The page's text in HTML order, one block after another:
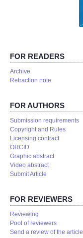
FOR READERS
Аrchive
Retraction note
FOR AUTHORS
Submission requirements
Copyright and Rules
Licensing contract
ORCID
Graphic abstract
Video abstract
Submit Article
FOR REVIEWERS
Reviewing
Pool of reviewers
Send a review of the article